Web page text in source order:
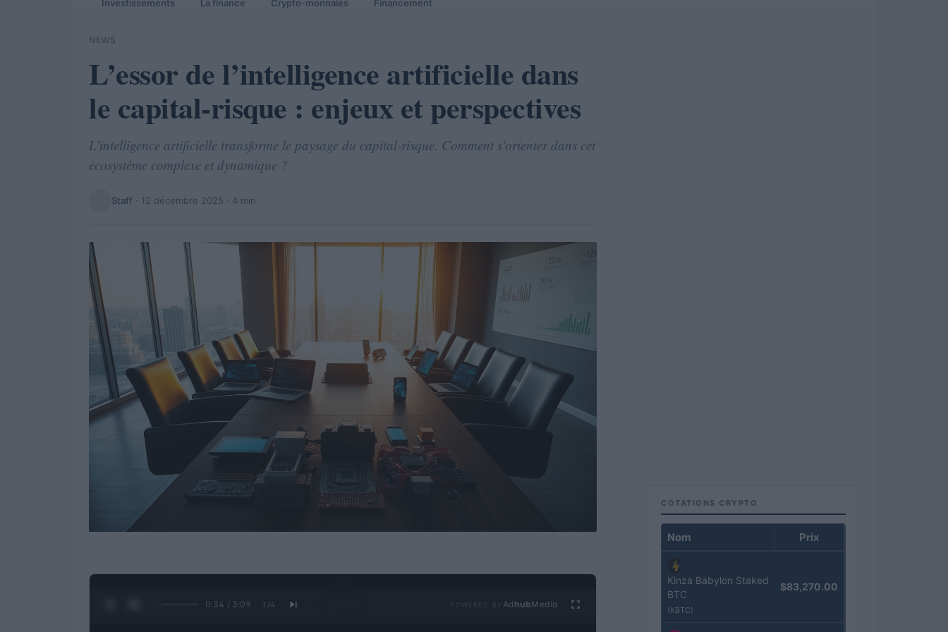
Investissements La finance Crypto-monnaies Financement
NEWS
L’essor de l’intelligence artificielle dans
le capital-risque : enjeux et perspectives
L'intelligence artificielle transforme le paysage du capital-risque. Comment s'orienter dans cet
écosystème complexe et dynamique ?
Staff · 12 décembre 2025 · 4 min
0:35 / 3:09 1 /4 Ad hubMedia
COTATIONS CRYPTO
Nom Prix
Kinza Babylon Staked
BTC
(KBTC)
$83,270.00